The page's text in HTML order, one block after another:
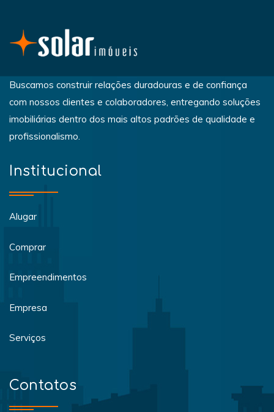
Buscamos construir relações duradouras e de confiança
com nossos clientes e colaboradores, entregando soluções
imobiliárias dentro dos mais altos padrões de qualidade e
profissionalismo.
Institucional
Alugar
Comprar
Empreendimentos
Empresa
Serviços
Contatos